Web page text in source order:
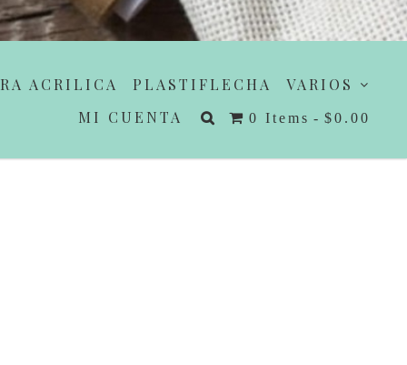
ACRILICA PLASTIFLECHA
VARIOS
MI CUENTA
0 Items $0.00